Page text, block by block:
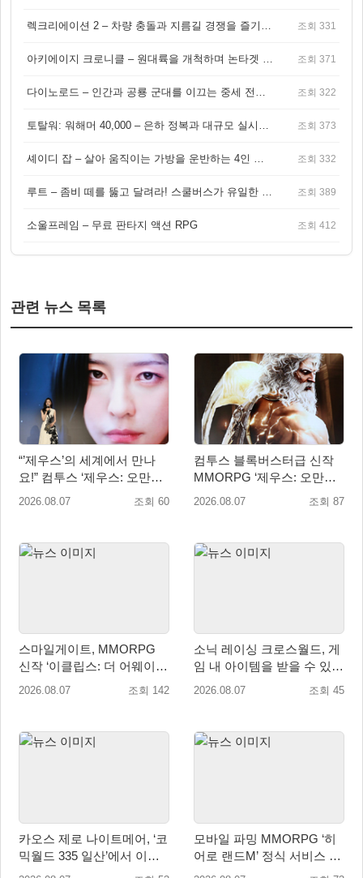
렉크리에이션 2 – 차량 충돌과 지름길 경쟁을 즐기는 오픈월드 아케이드 레이싱 게임 조회 331
아키에이지 크로니클 – 원대륙을 개척하며 논타겟 전투를 즐기는 오픈월드 MMORPG 조회 371
다이노로드 – 인간과 공룡 군대를 이끄는 중세 전략 액션 RPG 조회 322
토탈워: 워해머 40,000 – 은하 정복과 대규모 실시간 전투가 결합된 전략 게임! 조회 373
셰이디 잡 – 살아 움직이는 가방을 운반하는 4인 협동 물리 어드벤처 게임 조회 332
루트 – 좀비 떼를 뚫고 달려라! 스쿨버스가 유일한 집이 되는 4인 협동 생존 게임 조회 389
소울프레임 – 무료 판타지 액션 RPG 조회 412
관련 뉴스 목록
“’제우스’의 세계에서 만나
요!” 컴투스 ‘제우스: 오만의
신’ 쇼케이스 찾은 배우 박지
2026.08.07 조회 60
컴투스 블록버스터급 신작
MMORPG ‘제우스: 오만의
신’, 8월 26일 출시!
2026.08.07 조회 87
스마일게이트, MMORPG
신작 ‘이클립스: 더 어웨이크
닝’ 9월 10일 론칭!
2026.08.07 조회 142
소닉 레이싱 크로스월드, 게
임 내 아이템을 받을 수 있는
‘레전드 대회 라운드 7’ 개최!
2026.08.07 조회 45
카오스 제로 나이트메어, ‘코
믹월드 335 일산’에서 이용
자 소통 예고
모바일 파밍 MMORPG ‘히
어로 랜드M’ 정식 서비스 돌
입